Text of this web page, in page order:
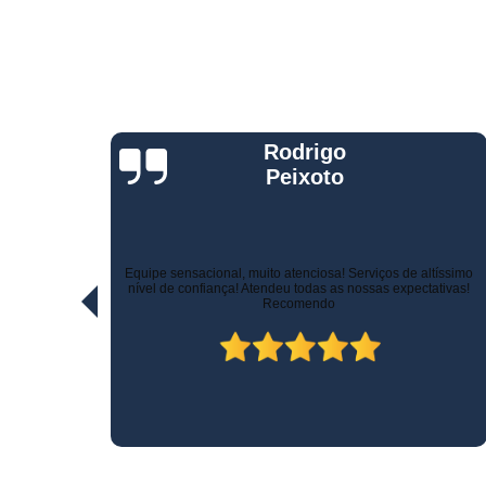
Jorge Eduardo
Rizzotti
Quando comprei fui muito bem atendido na hora da venda e
pelo suporte! Não demoraram para marcar a instalação e o
técnico tomou todo cuidado com meu carro. Estou trocando de
veículo e vou instalar no outro! Recomendo!